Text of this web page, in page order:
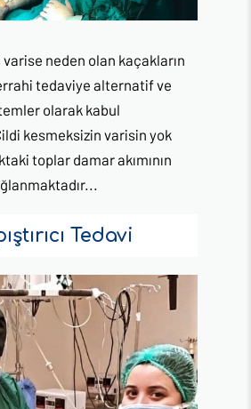
neden olan kaçakların
tedaviye alternatif ve
olarak kabul
kesmeksizin varisin yok
toplar damar akımının
Tedavi